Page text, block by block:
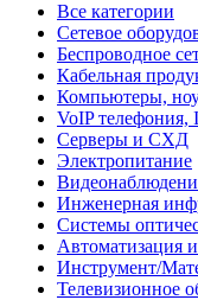
Все категории
Сетевое
Беспроводное
Кабельная
Компьютеры,
VoIP телефония,
Серверы и СХД
Электропитание
Инженерная
Системы
Автоматизация
Инструмент/
Телевизионное